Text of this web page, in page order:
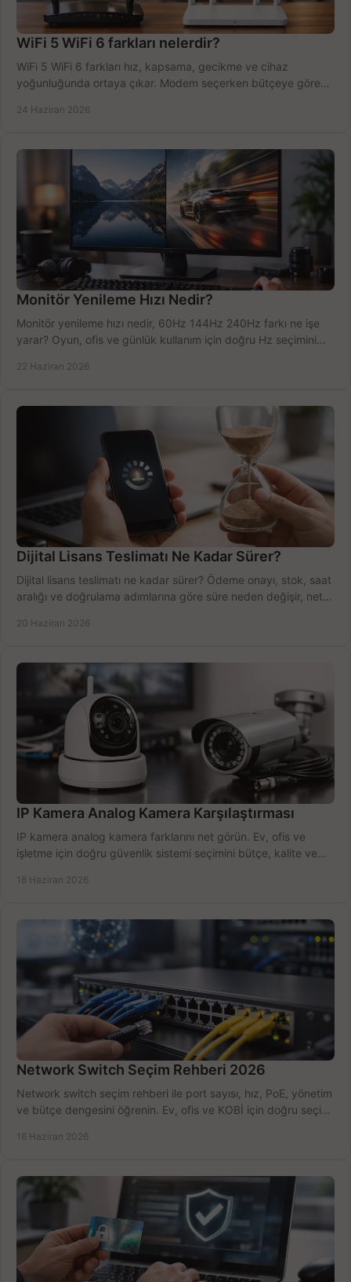
WiFi 5 WiFi 6 farkları nelerdir?
WiFi 5 WiFi 6 farkları hız, kapsama, gecikme ve cihaz
yoğunluğunda ortaya çıkar. Modem seçerken bütçeye göre
24 Haziran 2026
Monitör Yenileme Hızı Nedir?
Monitör yenileme hızı nedir, 60Hz 144Hz 240Hz farkı ne işe
yarar? Oyun, ofis ve günlük kullanım için doğru Hz seçimini
22 Haziran 2026
Dijital Lisans Teslimatı Ne Kadar Sürer?
Dijital lisans teslimatı ne kadar sürer? Ödeme onayı, stok, saat
aralığı ve doğrulama adımlarına göre süre neden değişir, net
20 Haziran 2026
IP Kamera Analog Kamera Karşılaştırması
IP kamera analog kamera farklarını net görün. Ev, ofis ve
işletme için doğru güvenlik sistemi seçimini bütçe, kalite ve
18 Haziran 2026
Network Switch Seçim Rehberi 2026
Network switch seçim rehberi ile port sayısı, hız, PoE, yönetim
ve bütçe dengesini öğrenin. Ev, ofis ve KOBİ için doğru seçimi
16 Haziran 2026